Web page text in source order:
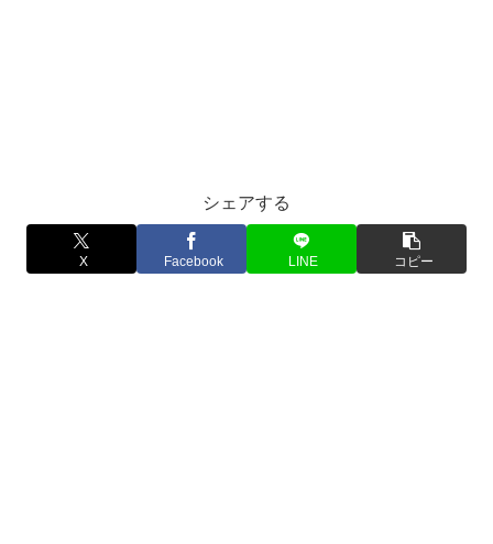
シェアする
X Facebook LINE コピー